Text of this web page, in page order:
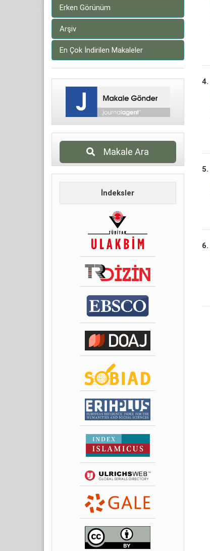
Erken Görünüm
Arşiv
En Çok İndirilen Makaleler
Makale Ara
İndeksler
4.
5.
6.